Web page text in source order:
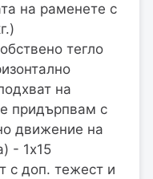
на раменете с
тегло
на
придърпвам с
движение на
- 1х15
с доп. тежест и